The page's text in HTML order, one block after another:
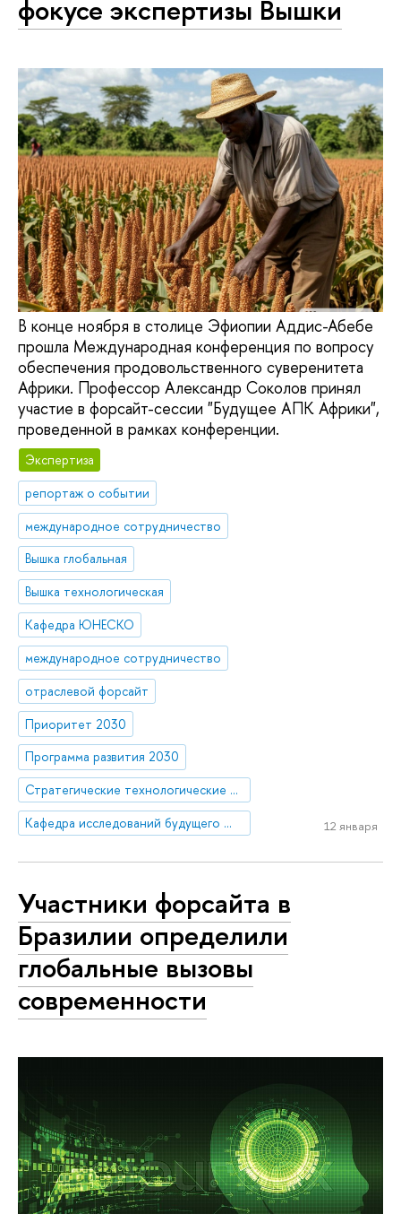
фокусе экспертизы Вышки
В конце ноября в столице Эфиопии Аддис-Абебе
прошла Международная конференция по вопросу
обеспечения продовольственного суверенитета
Африки. Профессор Александр Соколов принял
участие в форсайт-сессии "Будущее АПК Африки",
проведенной в рамках конференции.
Экспертиза
репортаж о событии
международное сотрудничество
Вышка глобальная
Вышка технологическая
Кафедра ЮНЕСКО
международное сотрудничество
отраслевой форсайт
Приоритет 2030
Программа развития 2030
Стратегические технологические проекты
Кафедра исследований будущего ЮНЕСКО
12 января
Участники форсайта в
Бразилии определили
глобальные вызовы
современности